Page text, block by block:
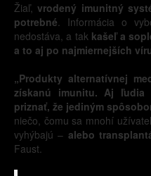
Žiaľ,vrodený imunitný
potrebné. Informácia o
nedostáva, a tak kašeľ a
a to aj po najmiernejších
„Produkty alternatívnej
získanú imunitu. Aj ľudia
priznať, že jediným
niečo, čomu sa mnohí
vyhýbajú – alebo
Faust.